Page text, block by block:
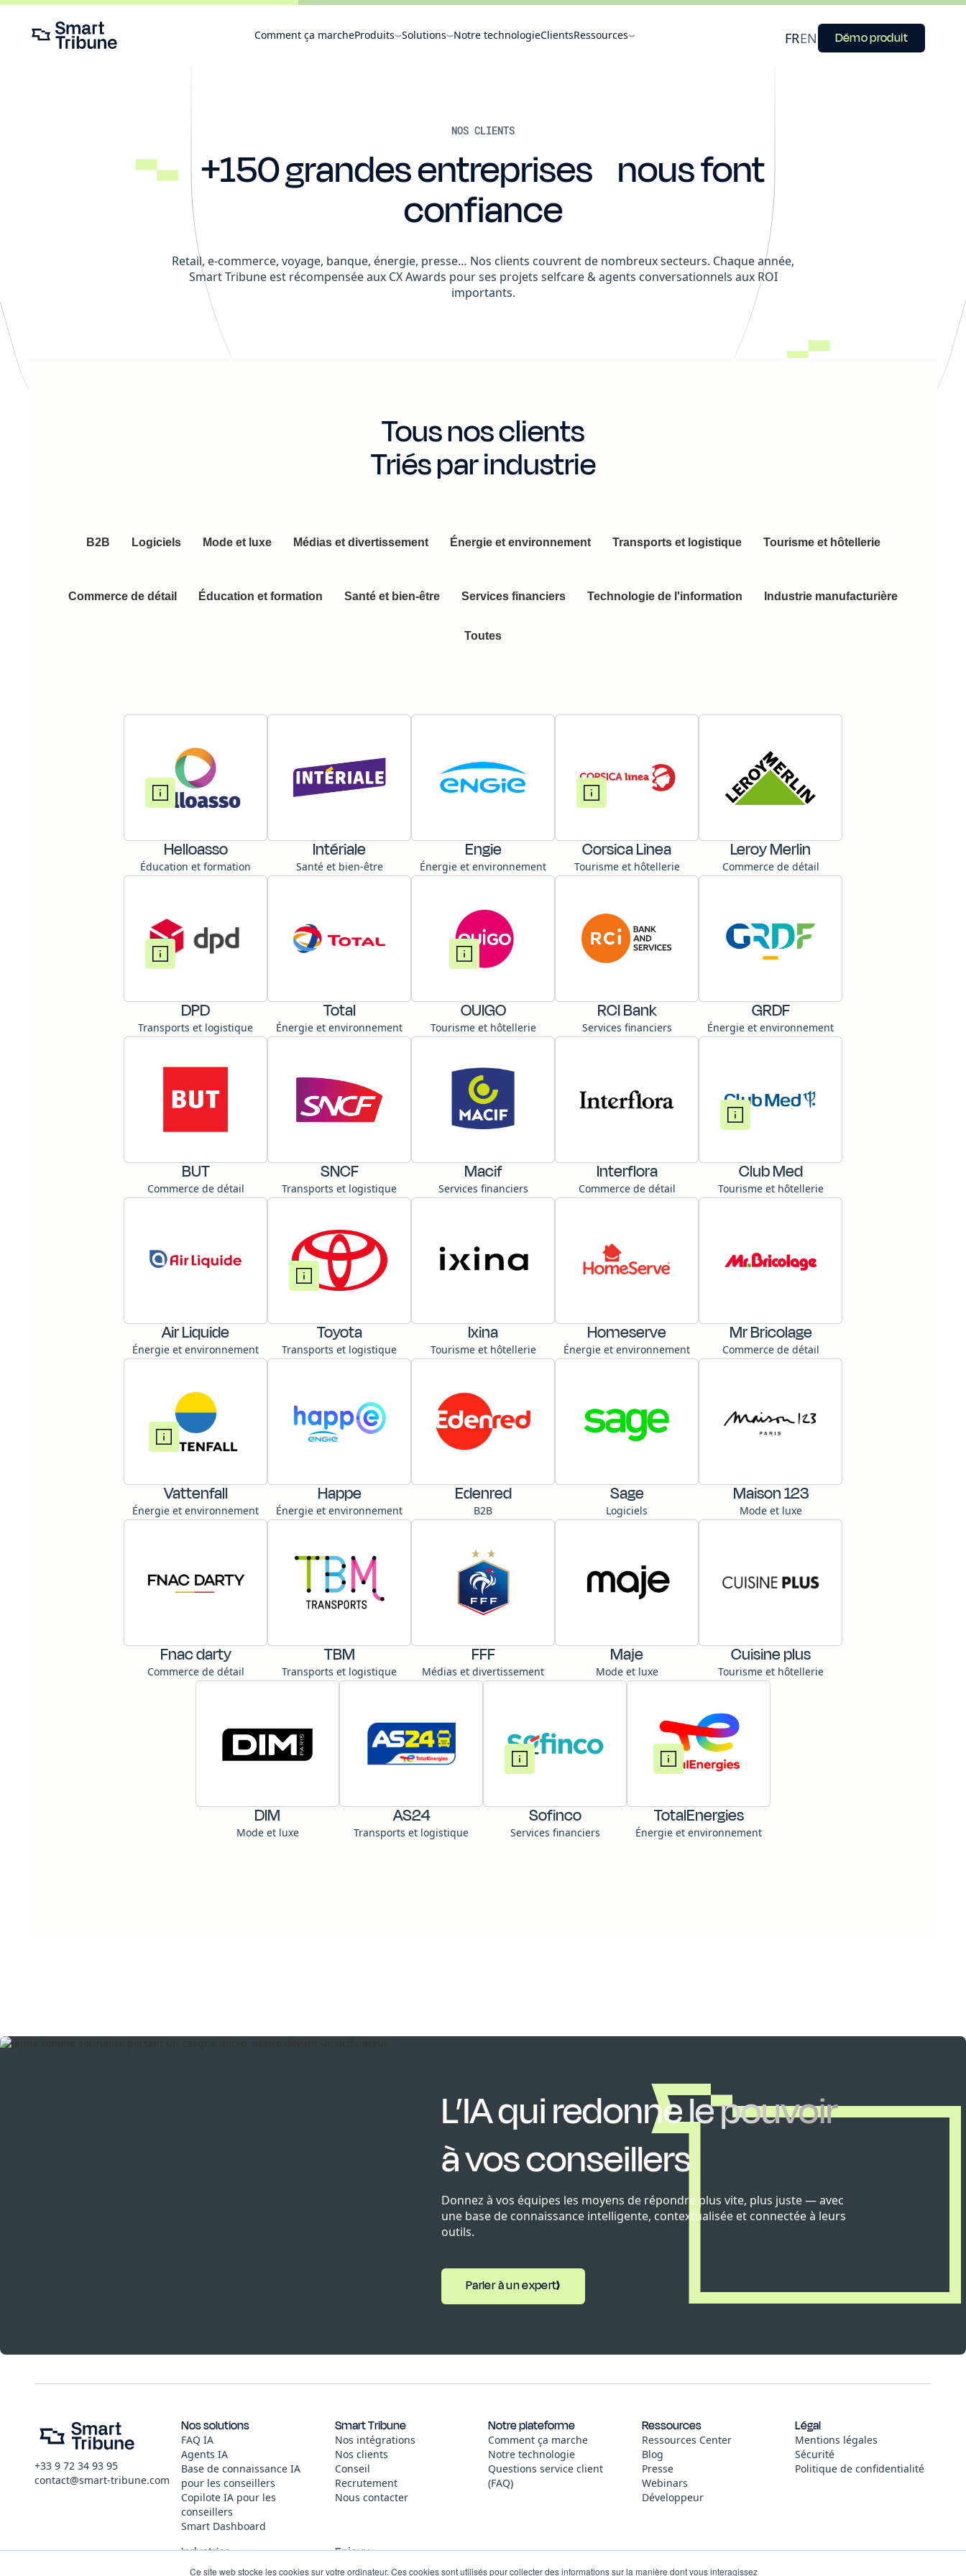
Ce site web stocke les cookies sur votre ordinateur. Ces cookies sont utilisés pour collecter des informations sur la manière dont vous interagissez
Comment ça marcheProduits Solutions Notre technologieClientsRessources FREN Démo produit
NOS CLIENTS
+150 grandes entreprises nous font
confiance
Retail, e-commerce, voyage, banque, énergie, presse… Nos clients couvrent de nombreux secteurs. Chaque année,
Smart Tribune est récompensée aux CX Awards pour ses projets selfcare & agents conversationnels aux ROI
importants.
Tous nos clients
Triés par industrie
B2B Logiciels Mode et luxe Médias et divertissement Énergie et environnement Transports et logistique Tourisme et hôtellerie
Commerce de détail Éducation et formation Santé et bien-être Services financiers Technologie de l'information Industrie manufacturière
Toutes
Helloasso
Éducation et formation
Intériale
Santé et bien-être
Engie
Énergie et environnement
Corsica Linea
Tourisme et hôtellerie
Leroy Merlin
Commerce de détail
DPD
Transports et logistique
Total
Énergie et environnement
OUIGO
Tourisme et hôtellerie
RCI Bank
Services financiers
GRDF
Énergie et environnement
BUT
Commerce de détail
SNCF
Transports et logistique
Macif
Services financiers
Interflora
Commerce de détail
Club Med
Tourisme et hôtellerie
Air Liquide
Énergie et environnement
Toyota
Transports et logistique
Ixina
Tourisme et hôtellerie
Homeserve
Énergie et environnement
Mr Bricolage
Commerce de détail
Vattenfall
Énergie et environnement
Happe
Énergie et environnement
Edenred
B2B
Sage
Logiciels
Maison 123
Mode et luxe
Fnac darty
Commerce de détail
TBM
Transports et logistique
FFF
Médias et divertissement
Maje
Mode et luxe
Cuisine plus
Tourisme et hôtellerie
DIM
Mode et luxe
AS24
Transports et logistique
Sofinco
Services financiers
TotalEnergies
Énergie et environnement
L’IA qui redonne le pouvoir
à vos conseillers
Donnez à vos équipes les moyens de répondre plus vite, plus juste — avec
une base de connaissance intelligente, contextualisée et connectée à leurs
outils.
Parler à un expert
+33 9 72 34 93 95
contact@smart-tribune.com
Nos solutions
FAQ IA
Agents IA
Base de connaissance IA
pour les conseillers
Copilote IA pour les
conseillers
Smart Dashboard
Smart Tribune
Nos intégrations
Nos clients
Conseil
Recrutement
Nous contacter
Notre plateforme
Comment ça marche
Notre technologie
Questions service client
(FAQ)
Ressources
Ressources Center
Blog
Presse
Webinars
Développeur
Légal
Mentions légales
Sécurité
Politique de confidentialité
Industries
Logistique
Enjeux
Centraliser les informations